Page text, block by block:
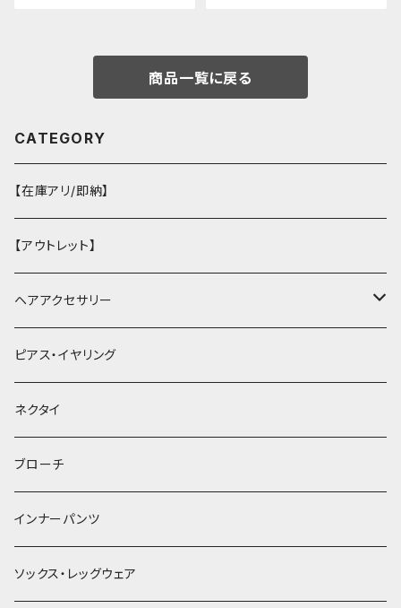
商品一覧に戻る
CATEGORY
【在庫アリ/即納】
【アウトレット】
ヘアアクセサリー
ヘアクリップ
ヘッドドレス・カチューシャ
ヘアゴム
簪
ピアス・イヤリング
ネクタイ
ブローチ
インナーパンツ
ソックス・レッグウェア